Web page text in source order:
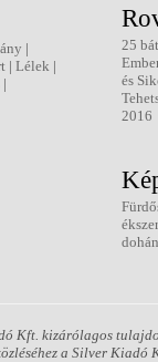
|
| Lélek |
|
25
és
2016
Kft. kizárólagos
a Silver